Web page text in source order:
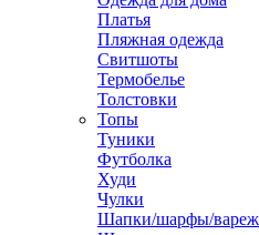
Платья
Пляжная одежда
Свитшоты
Термобелье
Толстовки
Топы
Туники
Футболка
Худи
Чулки
Шапки/шарфы/